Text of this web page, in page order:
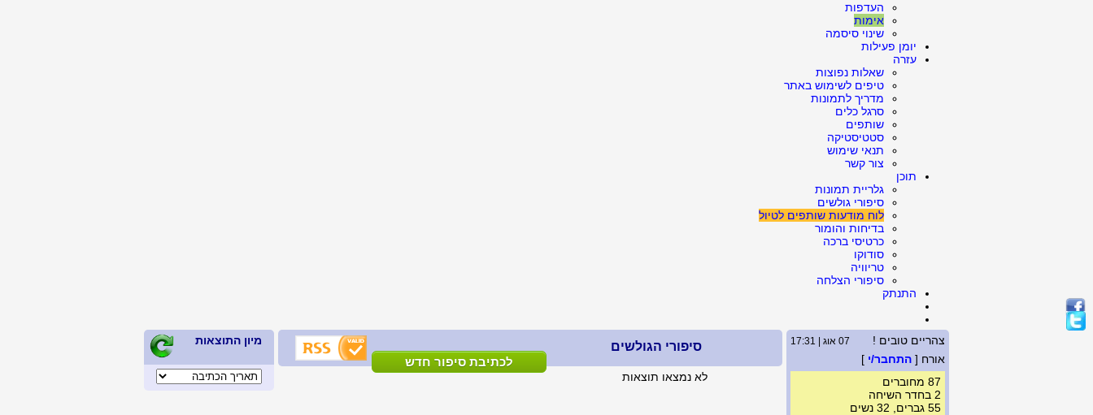
העדפות
אימות
שינוי סיסמה
יומן פעילות
עזרה
שאלות נפוצות
טיפים לשימוש באתר
מדריך לתמונות
סרגל כלים
שותפים
סטטיסטיקה
תנאי שימוש
צור קשר
תוכן
גלריית תמונות
סיפורי גולשים
לוח מודעות שותפים לטיול
בדיחות והומור
כרטיסי ברכה
סודוקו
טריוויה
סיפורי הצלחה
התנתק
צהריים טובים ! 07 אוג | 17:31
אורח [ התחבר/י ]
87 מחוברים
2 בחדר השיחה
55 גברים, 32 נשים
סיפורי הגולשים
לכתיבת סיפור חדש
לא נמצאו תוצאות
מיון התוצאות